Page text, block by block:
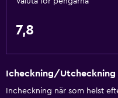
7,8
Icheckning/Utcheckning
Incheckning när som helst